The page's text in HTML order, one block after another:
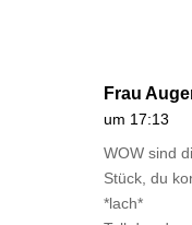
Frau
um 17:13
WOW sind
Stück, du
*lach*